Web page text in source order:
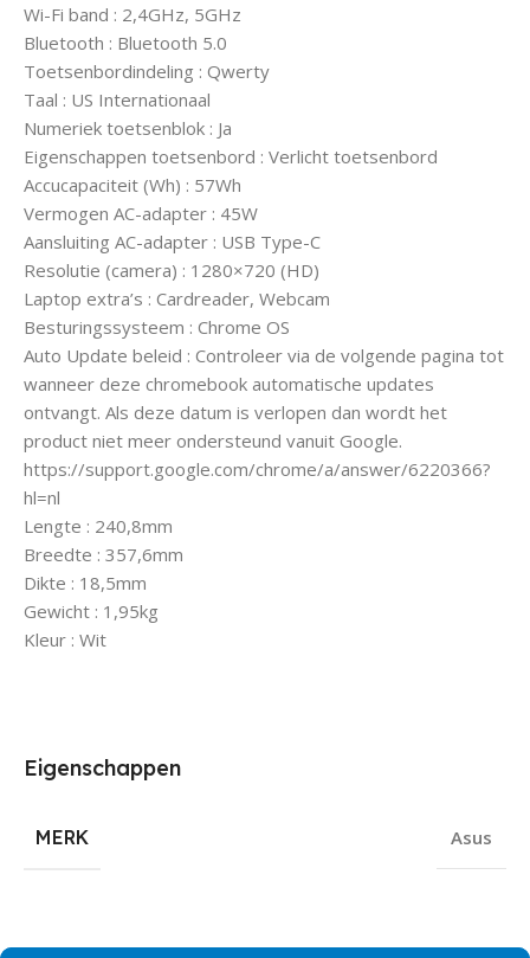
Wi-Fi band : 2,4GHz, 5GHz
Bluetooth : Bluetooth 5.0
Toetsenbordindeling : Qwerty
Taal : US Internationaal
Numeriek toetsenblok : Ja
Eigenschappen toetsenbord : Verlicht toetsenbord
Accucapaciteit (Wh) : 57Wh
Vermogen AC-adapter : 45W
Aansluiting AC-adapter : USB Type-C
Resolutie (camera) : 1280×720 (HD)
Laptop extra’s : Cardreader, Webcam
Besturingssysteem : Chrome OS
Auto Update beleid : Controleer via de volgende pagina tot
wanneer deze chromebook automatische updates
ontvangt. Als deze datum is verlopen dan wordt het
product niet meer ondersteund vanuit Google.
https://support.google.com/chrome/a/answer/6220366?
hl=nl
Lengte : 240,8mm
Breedte : 357,6mm
Dikte : 18,5mm
Gewicht : 1,95kg
Kleur : Wit
Eigenschappen
MERK Asus